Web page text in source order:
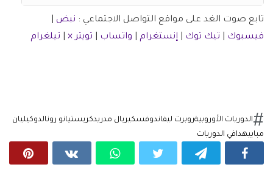
تابع صوت الغد على مواقع التواصل الاجتماعي : نبض
فيسبوك
تيك توك إنستغرام واتساب تويتر × تيلغرام
الدوريات الأوروبيةروبرت ليفاندوفسكيريال مدريدكريستيانو رونالدوكيليان
مبابيهدافي الدوريات